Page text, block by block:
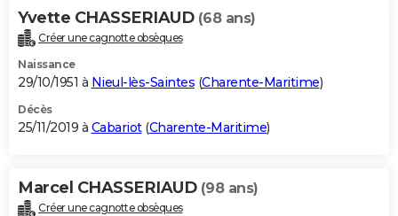
Yvette CHASSERIAUD (68 ans)
Créer une cagnotte obsèques
Naissance
29/10/1951 à Nieul-lès-Saintes (Charente-Maritime)
Décès
25/11/2019 à Cabariot(Charente-Maritime)
Marcel CHASSERIAUD (98 ans)
Créer une cagnotte obsèques